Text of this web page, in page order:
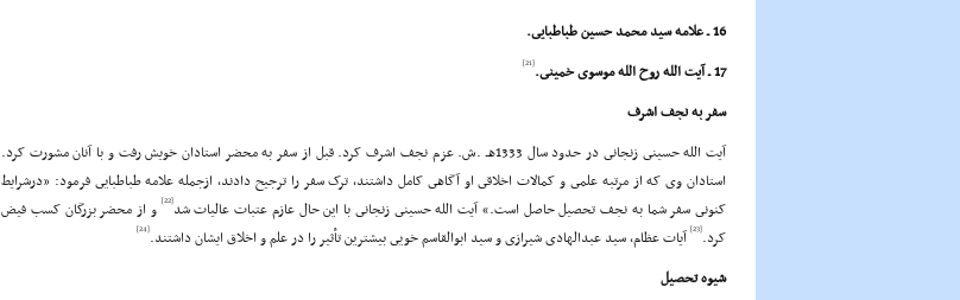
16 ـ علامه سید محمد حسین طباطبایى.
17 ـ آیت الله روح الله موسوى خمینى.
[21]
سفر به نجف اشرف
آیت الله حسینى زنجانى در حدود سال 1333هـ .ش. عزم نجف اشرف کرد. قبل از سفر به محضر استادان خویش رفت و با آنان مشورت کرد.
استادان وى که از مرتبه علمى و کمالات اخلاقى او آگاهى کامل داشتند، ترک سفر را ترجیح دادند، ازجمله علامه طباطبایى فرمود: «درشرایط
کنونى سفر شما به نجف تحصیل حاصل است.» آیت الله حسینى زنجانى با این حال عازم عتبات عالیات شد[22]
و از محضر بزرگان کسب فیض
کرد.[23] آیات عظام، سید عبدالهادى شیرازى و سید ابوالقاسم خویى بیشترین تأثیر را در علم و اخلاق ایشان داشتند.[24]
شیوه تحصیل